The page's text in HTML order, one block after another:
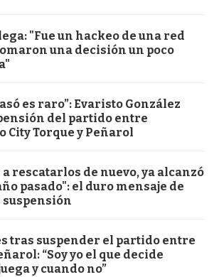
"Fue un hackeo de una red
una decisión un poco
es raro”: Evaristo González
del partido entre
City Torque y Peñarol
rescatarlos de nuevo, ya alcanzó
pasado": el duro mensaje de
suspensión
tras suspender el partido entre
“Soy yo el que decide
y cuando no”